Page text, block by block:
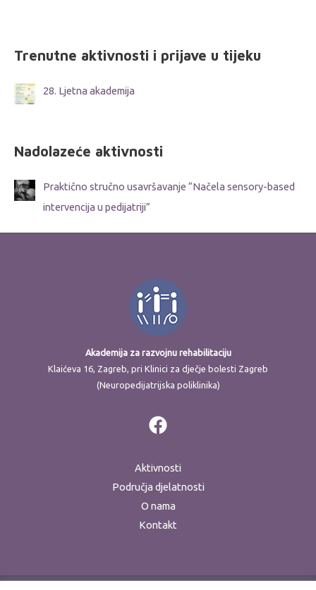
Trenutne aktivnosti i prijave u tijeku
28. Ljetna akademija
Nadolazeće aktivnosti
Praktično stručno usavršavanje “Načela sensory-based
intervencija u pedijatriji”
Akademija za razvojnu rehabilitaciju
Klaićeva 16, Zagreb, pri Klinici za dječje bolesti Zagreb
(Neuropedijatrijska poliklinika)
Aktivnosti
Područja djelatnosti
O nama
Kontakt